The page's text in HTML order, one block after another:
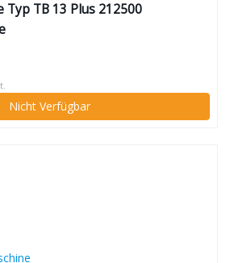
Typ TB 13 Plus 212500
Nicht Verfügbar